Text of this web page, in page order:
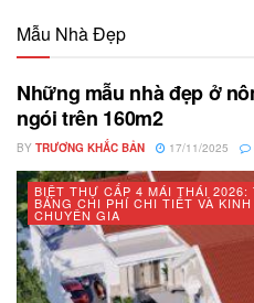
Mẫu Nhà Đẹp
Những mẫu nhà đẹp ở
ngói trên 160m2
BY TRƯƠNG KHẮC BẢN 17/11/2025
BIỆT THỰ CẤP 4 MÁI THÁI 2026:
BẢNG CHI PHÍ CHI TIẾT VÀ
CHUYÊN GIA